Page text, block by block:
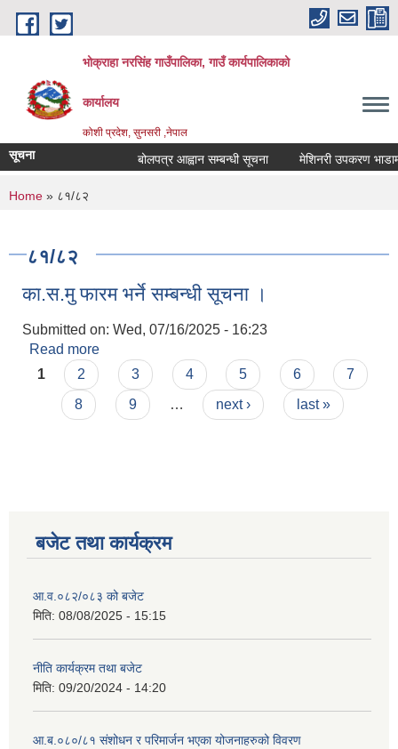
Skip to main content
भोक्राहा नरसिंह गाउँपालिका, गाउँ कार्यपालिकाको
कार्यालय
कोशी प्रदेश, सुनसरी ,नेपाल
सूचना बोलपत्र आह्वान सम्बन्धी सूचना मेशिनरी उपकरण
You are here
Home » ८१/८२
८१/८२
का.स.मु फारम भर्ने सम्बन्धी सूचना ।
Submitted on: Wed, 07/16/2025 - 16:23
Read more
Pages
1 2 3 4 5 6
7
8
9 … next › last »
बजेट तथा कार्यक्रम
आ.व.०८२/०८३ को बजेट
मिति: 08/08/2025 - 15:15
नीति कार्यक्रम तथा बजेट
मिति: 09/20/2024 - 14:20
आ.ब.०८०/८१ संशोधन र परिमार्जन भएका योजनाहरुको विवरण